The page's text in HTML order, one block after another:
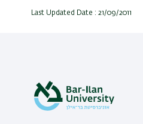
Last Updated Date : 21/09/2011